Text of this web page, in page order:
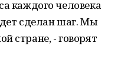
каждого человека
сделан шаг. Мы
стране, - говорят